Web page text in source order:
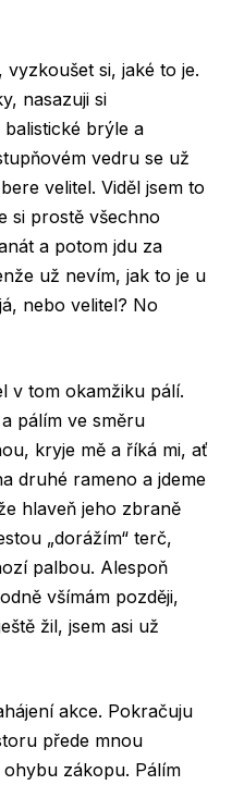
si, jaké to je.
nasazuji si
brýle a
vedru se už
velitel. Viděl jsem to
si prostě všechno
a potom jdu za
už nevím, jak to je u
nebo velitel? No
v tom okamžiku pálí.
pálím ve směru
kryje mě a říká mi, ať
druhé rameno a jdeme
hlaveň jeho zbraně
„dorážím“ terč,
palbou. Alespoň
všímám později,
žil, jsem asi už
akce. Pokračuju
přede mnou
zákopu. Pálím